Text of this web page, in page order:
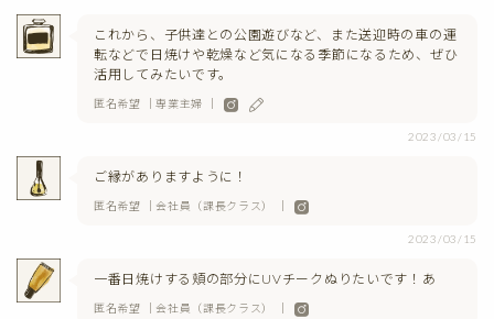
これから、子供達との公園遊びなど、また送迎時の車の運
転などで日焼けや乾燥など気になる季節になるため、ぜひ
活用してみたいです。
匿名希望 ｜専業主婦 ｜
2023/03/15
ご縁がありますように！
匿名希望 ｜会社員（課長クラス） ｜
2023/03/15
一番日焼けする頬の部分にUVチークぬりたいです！あ
匿名希望 ｜会社員（課長クラス） ｜